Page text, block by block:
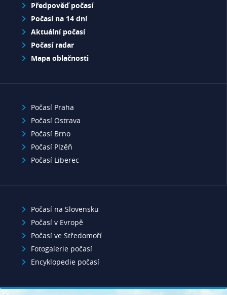
Předpověď počasí
Počasí na 14 dní
Aktuální počasí
Počasí radar
Mapa oblačnosti
Počasí Praha
Počasí Ostrava
Počasí Brno
Počasí Plzěň
Počasí Liberec
Počasí na Slovensku
Počasí v Evropě
Počasí ve Středomoří
Fotogalerie počasí
Encyklopedie počasí